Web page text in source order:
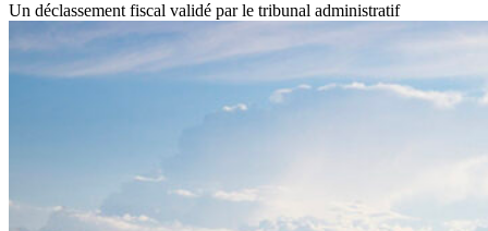
Un déclassement fiscal validé par le tribunal administratif